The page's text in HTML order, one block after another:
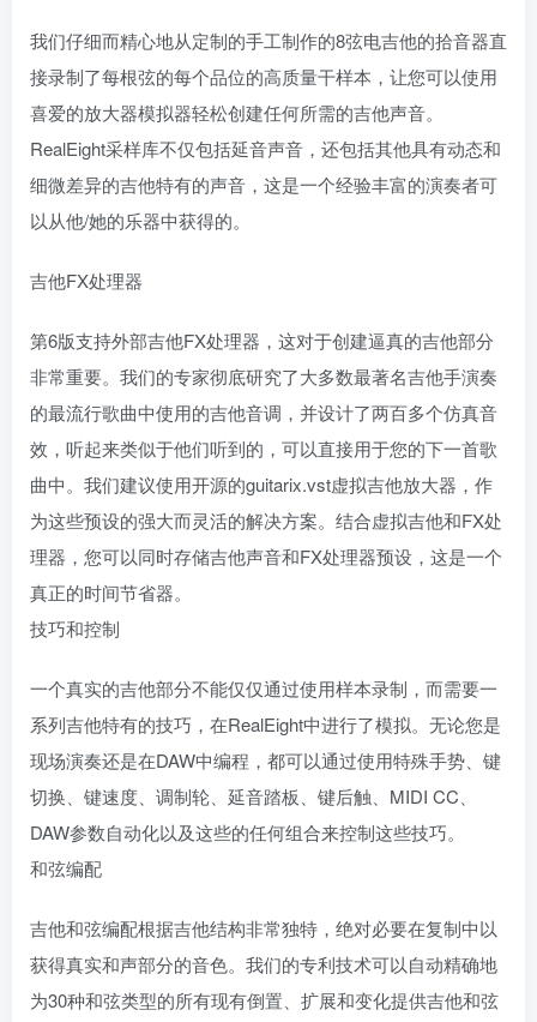
我们仔细而精心地从定制的手工制作的8弦电吉他的拾音器直
接录制了每根弦的每个品位的高质量干样本，让您可以使用
喜爱的放大器模拟器轻松创建任何所需的吉他声音。
RealEight采样库不仅包括延音声音，还包括其他具有动态和
细微差异的吉他特有的声音，这是一个经验丰富的演奏者可
以从他/她的乐器中获得的。
吉他FX处理器
第6版支持外部吉他FX处理器，这对于创建逼真的吉他部分
非常重要。我们的专家彻底研究了大多数最著名吉他手演奏
的最流行歌曲中使用的吉他音调，并设计了两百多个仿真音
效，听起来类似于他们听到的，可以直接用于您的下一首歌
曲中。我们建议使用开源的guitarix.vst虚拟吉他放大器，作
为这些预设的强大而灵活的解决方案。结合虚拟吉他和FX处
理器，您可以同时存储吉他声音和FX处理器预设，这是一个
真正的时间节省器。
技巧和控制
一个真实的吉他部分不能仅仅通过使用样本录制，而需要一
系列吉他特有的技巧，在RealEight中进行了模拟。无论您是
现场演奏还是在DAW中编程，都可以通过使用特殊手势、键
切换、键速度、调制轮、延音踏板、键后触、MIDI CC、
DAW参数自动化以及这些的任何组合来控制这些技巧。
和弦编配
吉他和弦编配根据吉他结构非常独特，绝对必要在复制中以
获得真实和声部分的音色。我们的专利技术可以自动精确地
为30种和弦类型的所有现有倒置、扩展和变化提供吉他和弦